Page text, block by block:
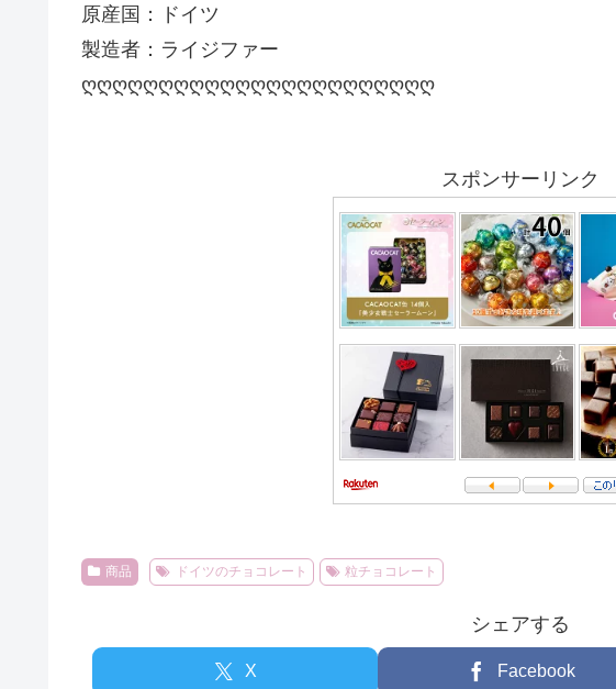
原産国：ドイツ
製造者：ライジファー
ღღღღღღღღღღღღღღღღღღღღღღღ
スポンサーリンク
商品 ドイツのチョコレート 粒チョコレート
シェアする
X Facebook